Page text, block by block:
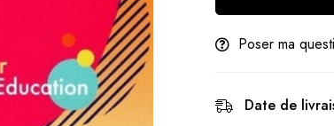
Poser ma
Date de